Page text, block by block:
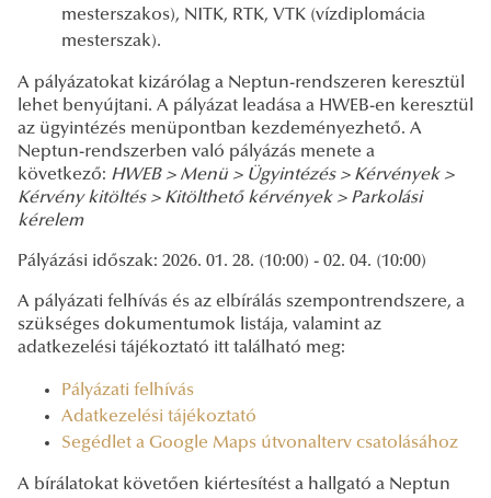
mesterszakos), NITK, RTK, VTK (vízdiplomácia
mesterszak).
A pályázatokat kizárólag a Neptun-rendszeren keresztül
lehet benyújtani. A pályázat leadása a HWEB-en keresztül
az ügyintézés menüpontban kezdeményezhető. A
Neptun-rendszerben való pályázás menete a
következő: HWEB > Menü > Ügyintézés > Kérvények >
Kérvény kitöltés > Kitölthető kérvények > Parkolási
kérelem
Pályázási időszak: 2026. 01. 28. (10:00) - 02. 04. (10:00)
A pályázati felhívás és az elbírálás szempontrendszere, a
szükséges dokumentumok listája, valamint az
adatkezelési tájékoztató itt található meg:
Pályázati felhívás
Adatkezelési tájékoztató
Segédlet a Google Maps útvonalterv csatolásához
A bírálatokat követően kiértesítést a hallgató a Neptun